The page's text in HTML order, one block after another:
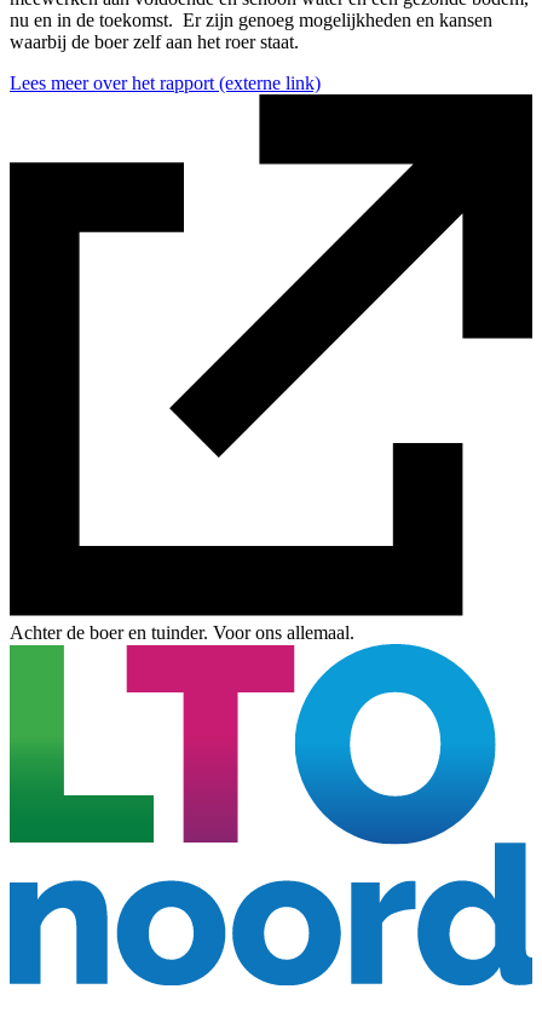
nu en in de toekomst. Er zijn genoeg mogelijkheden en kansen
waarbij de boer zelf aan het roer staat.
Lees meer over het rapport (externe link)
Achter de boer en tuinder. Voor ons allemaal.